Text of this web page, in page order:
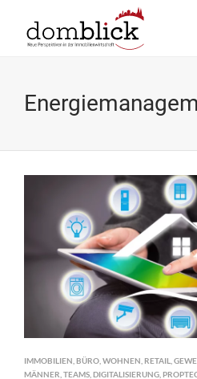
IMMOBILIEN BÜRO WOHNEN RETAIL
MÄNNER TEAMS DIGITALISIERUNG